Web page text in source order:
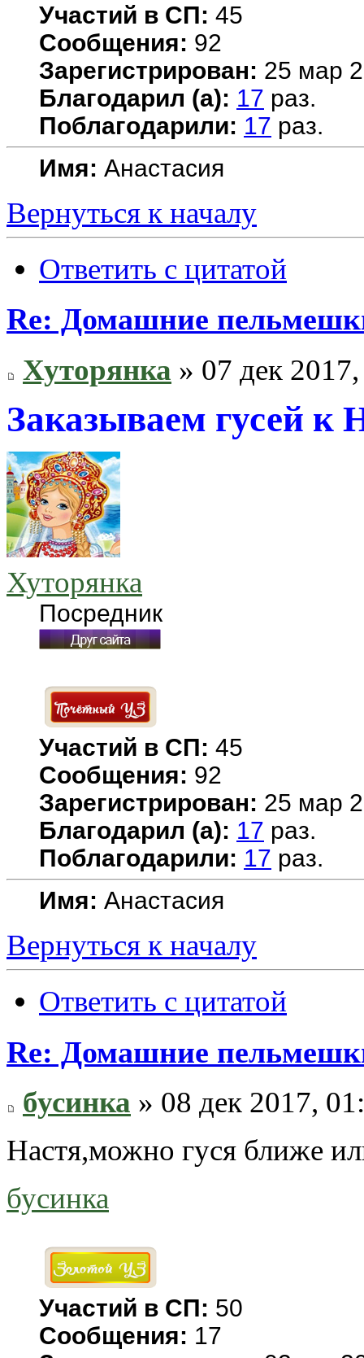
Участий в СП: 45
Сообщения: 92
Зарегистрирован: 25 мар
Благодарил (а): 17 раз.
Поблагодарили: 17 раз.
Имя: Анастасия
Вернуться к началу
Ответить с цитатой
Re: Домашние
Хуторянка » 07 дек
Заказываем гусей к
Хуторянка
Посредник
Участий в СП: 45
Сообщения: 92
Зарегистрирован: 25 мар
Благодарил (а): 17 раз.
Поблагодарили: 17 раз.
Имя: Анастасия
Вернуться к началу
Ответить с цитатой
Re: Домашние
бусинка » 08 дек 2017,
Настя,можно гуся ближе
бусинка
Участий в СП: 50
Сообщения: 17